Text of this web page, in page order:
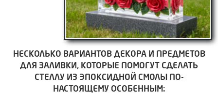
НЕСКОЛЬКО ВАРИАНТОВ ДЕКОРА И ПРЕДМЕТОВ
ДЛЯ ЗАЛИВКИ, КОТОРЫЕ ПОМОГУТ СДЕЛАТЬ
СТЕЛЛУ ИЗ ЭПОКСИДНОЙ СМОЛЫ ПО-
НАСТОЯЩЕМУ ОСОБЕННЫМ: